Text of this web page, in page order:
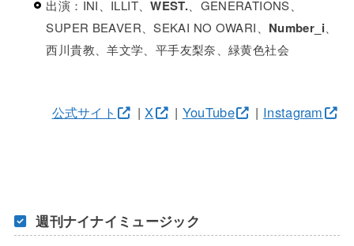
出演：INI、ILLIT、WEST.、GENERATIONS、
SUPER BEAVER、SEKAI NO OWARI、 Number_i、
西川貴教、羊文学、平手友梨奈、緑黄色社会
公式サイト |X | YouTube | Instagram
週刊ナイナイミュージック